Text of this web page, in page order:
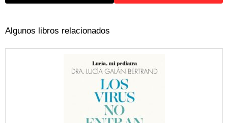
Algunos libros relacionados